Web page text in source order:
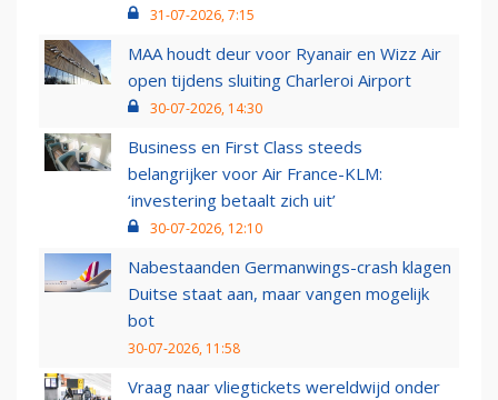
31-07-2026, 7:15
MAA houdt deur voor Ryanair en Wizz Air
open tijdens sluiting Charleroi Airport
30-07-2026, 14:30
Business en First Class steeds
belangrijker voor Air France-KLM:
‘investering betaalt zich uit’
30-07-2026, 12:10
Nabestaanden Germanwings-crash klagen
Duitse staat aan, maar vangen mogelijk
bot
30-07-2026, 11:58
Vraag naar vliegtickets wereldwijd onder